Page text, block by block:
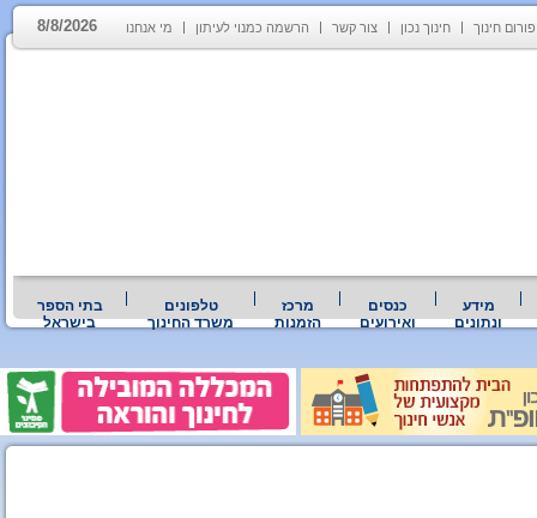
פורום חינוך חינוך נכון צור קשר הרשמה כמנוי לעיתון מי אנחנו 8/8/2026
מידע
ונתונים
כנסים
ואירועים
מרכז
הזמנות
טלפונים
משרד החינוך
בתי הספר
בישראל